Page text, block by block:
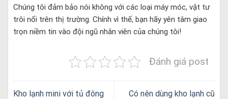
Chúng tôi đảm bảo nói không với các loại máy móc, vật tư
trôi nổi trên thị trường. Chính vì thế, bạn hãy yên tâm giao
trọn niềm tin vào đội ngũ nhân viên của chúng tôi!
Đánh giá post
Kho lạnh mini với tủ đông
Có nên dùng kho lạnh cũ